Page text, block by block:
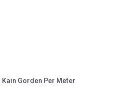
Kain Gorden Per Meter